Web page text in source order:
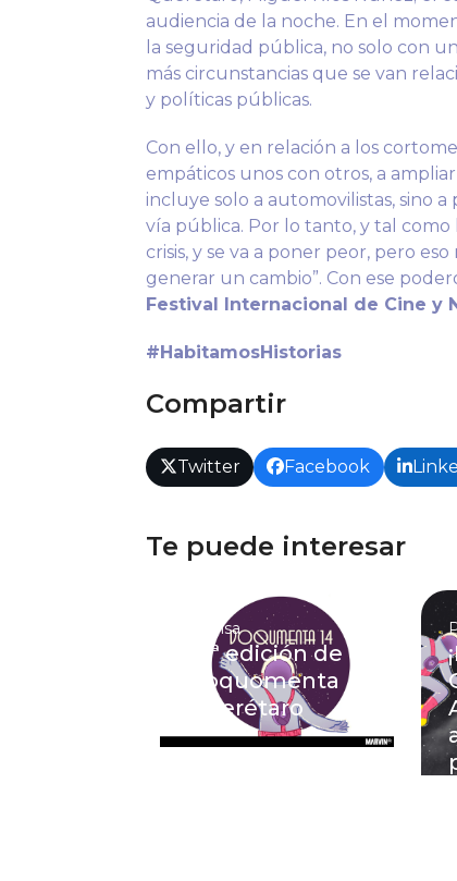
audiencia de la noche. En el
la seguridad pública, no solo con
más circunstancias que se van
y políticas públicas.
Con ello, y en relación a los
empáticos unos con otros, a
incluye solo a automovilistas, sino
vía pública. Por lo tanto, y tal como
crisis, y se va a poner peor, pero
generar un cambio”. Con ese
Festival Internacional de Cine y
#HabitamosHistorias
Compartir
Twitter Facebook
Te puede interesar
Prensa
14ª edición de
Doquomenta
Querétaro